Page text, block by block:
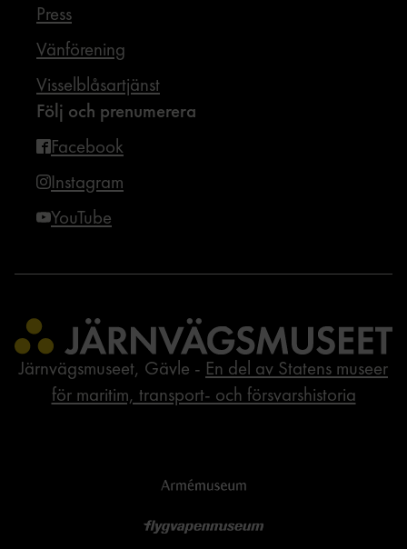
Press
Vänförening
Visselblåsartjänst
Följ och prenumerera
Facebook
Instagram
YouTube
Järnvägsmuseet, Gävle - En del av Statens museer
för maritim, transport- och försvarshistoria